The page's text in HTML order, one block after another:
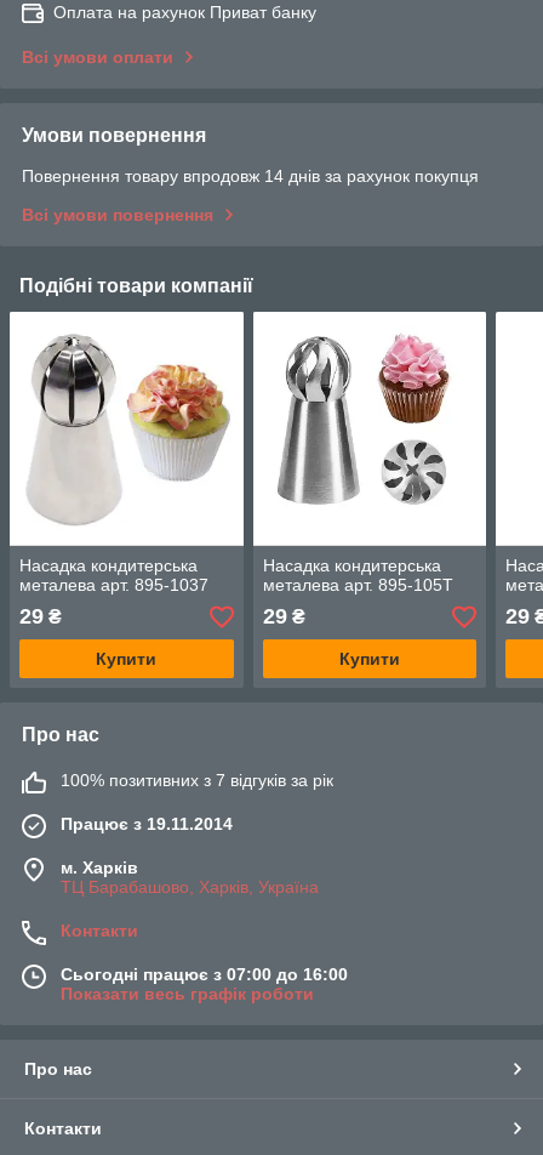
Оплата на рахунок Приват банку
Всі умови оплати
Умови повернення
Повернення товару впродовж 14 днів за рахунок покупця
Всі умови повернення
Подібні товари компанії
Насадка кондитерська
металева арт. 895-1037
29 ₴
Купити
Насадка кондитерська
металева арт. 895-105T
29₴
Купити
29
Про нас
100% позитивних з 7 відгуків за рік
Працює з 19.11.2014
м. Харків
ТЦ Барабашово, Харків, Україна
Контакти
Сьогодні працює з 07:00 до 16:00
Показати весь графік роботи
Про нас
Контакти